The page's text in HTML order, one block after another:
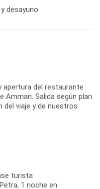
desayuno
apertura del restaurante
Amman. Salida según plan
del viaje y de nuestros
turista
1 noche en